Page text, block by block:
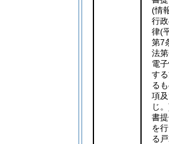
(情
行
律(
第7
法
電
す
る
項
じ
書
を
る